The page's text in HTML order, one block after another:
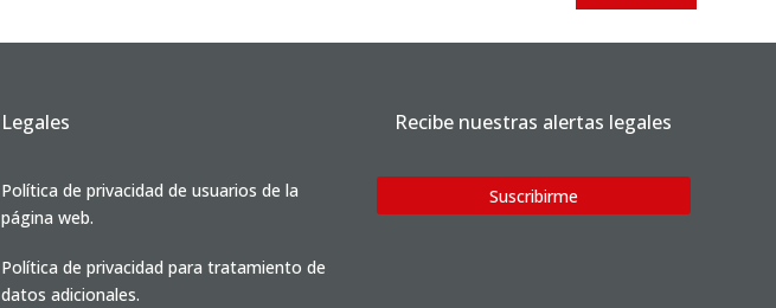
Legales
Política de privacidad de usuarios de la
página web.
Política de privacidad para tratamiento de
datos adicionales.
Recibe nuestras alertas legales
Suscribirme